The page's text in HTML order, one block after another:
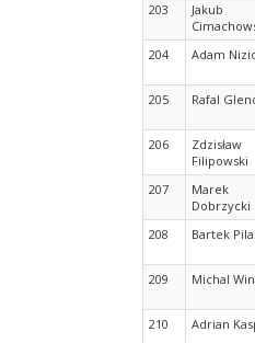
203
Jakub
204 Adam
205 Rafal
206
Zdzisław
Filipowski
207
Marek
Dobrzycki
208 Bartek
209 Michal
210 Adrian